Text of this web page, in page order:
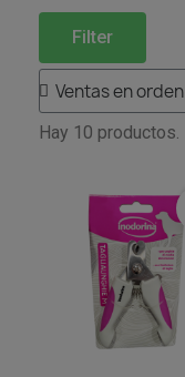
Hay 10 productos.
Filter